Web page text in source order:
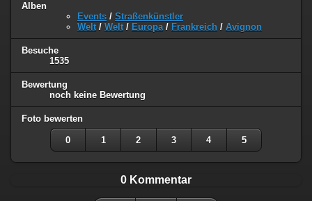
Alben
Events / Straßenkünstler
Welt / Welt / Europa/ Frankreich / Avignon
Besuche
1535
Bewertung
noch keine Bewertung
Foto bewerten
0 1 2 3 4 5
0 Kommentar